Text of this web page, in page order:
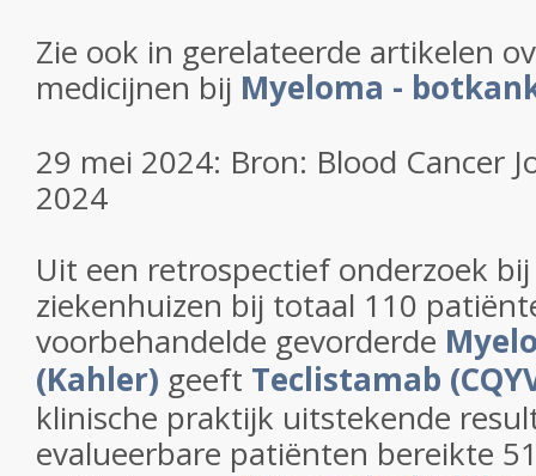
Zie ook in gerelateerde artikelen
medicijnen bij Myeloma -
29 mei 2024: Bron: Blood Cancer
2024
Uit een retrospectief onderzoek
ziekenhuizen bij totaal 110
voorbehandelde gevorderde
(Kahler) geeft Teclistamab
klinische praktijk uitstekende
evalueerbare patiënten bereikte